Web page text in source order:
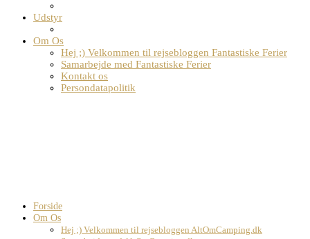
Udstyr
Om Os
Hej ;) Velkommen til rejsebloggen Fantastiske Ferier
Samarbejde med Fantastiske Ferier
Kontakt os
Persondatapolitik
Forside
Om Os
Hej ;) Velkommen til rejsebloggen AltOmCamping.dk